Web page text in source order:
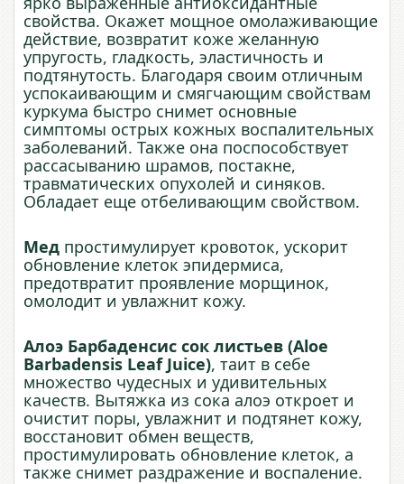
свойства. Окажет мощное омолаживающие
действие, возвратит коже желанную
упругость, гладкость, эластичность и
подтянутость. Благодаря своим отличным
успокаивающим и смягчающим свойствам
куркума быстро снимет основные
симптомы острых кожных воспалительных
заболеваний. Также она поспособствует
рассасыванию шрамов, постакне,
травматических опухолей и синяков.
Обладает еще отбеливающим свойством.
Мед простимулирует кровоток, ускорит
обновление клеток эпидермиса,
предотвратит проявление морщинок,
омолодит и увлажнит кожу.
Алоэ Барбаденсис сок листьев (Aloe
Barbadensis Leaf Juice), таит в себе
множество чудесных и удивительных
качеств. Вытяжка из сока алоэ откроет и
очистит поры, увлажнит и подтянет кожу,
восстановит обмен веществ,
простимулировать обновление клеток, а
также снимет раздражение и воспаление.